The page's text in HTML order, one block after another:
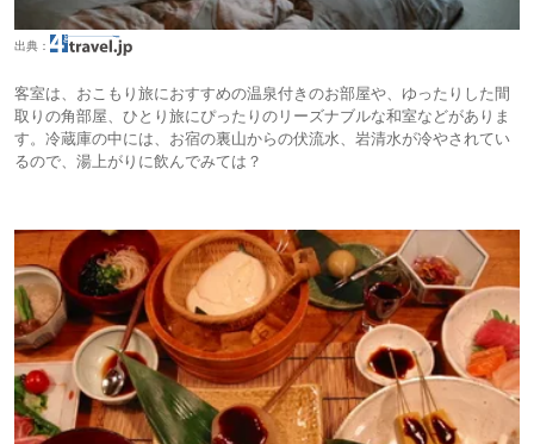
出典：
客室は、おこもり旅におすすめの温泉付きのお部屋や、ゆったりした間
取りの角部屋、ひとり旅にぴったりのリーズナブルな和室などがありま
す。冷蔵庫の中には、お宿の裏山からの伏流水、岩清水が冷やされてい
るので、湯上がりに飲んでみては？